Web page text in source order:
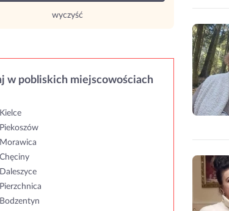
wyczyść
w pobliskich miejscowościach